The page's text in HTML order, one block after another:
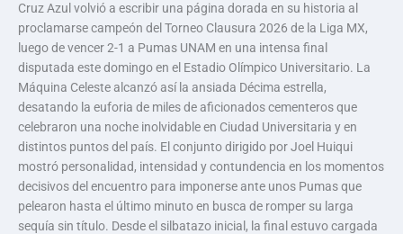
Cruz Azul volvió a escribir una página dorada en su historia al
proclamarse campeón del Torneo Clausura 2026 de la Liga MX,
luego de vencer 2-1 a Pumas UNAM en una intensa final
disputada este domingo en el Estadio Olímpico Universitario. La
Máquina Celeste alcanzó así la ansiada Décima estrella,
desatando la euforia de miles de aficionados cementeros que
celebraron una noche inolvidable en Ciudad Universitaria y en
distintos puntos del país. El conjunto dirigido por Joel Huiqui
mostró personalidad, intensidad y contundencia en los momentos
decisivos del encuentro para imponerse ante unos Pumas que
pelearon hasta el último minuto en busca de romper su larga
sequía sin título. Desde el silbatazo inicial, la final estuvo cargada